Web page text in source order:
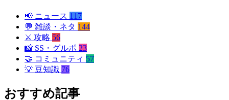
📢 ニュース 117
💬 雑談・ネタ 144
⚔️ 攻略 56
📸 SS・グルポ 23
🤝 コミュニティ 57
💡 豆知識 76
おすすめ記事